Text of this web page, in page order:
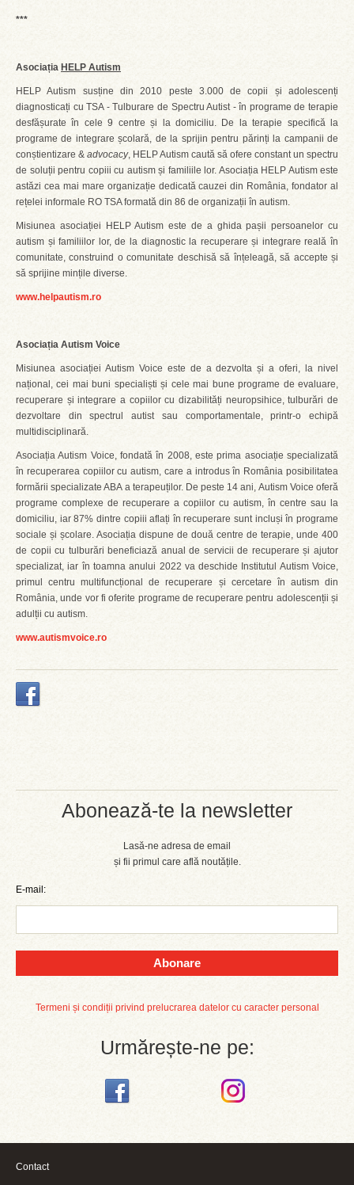
Abonează-te la newsletter
Lasă-ne adresa de email
și fii primul care află noutățile.
E-mail:
Abonare
Termeni și condiții privind prelucrarea datelor cu caracter personal
Urmărește-ne pe:
***
Asociația HELP Autism
HELP Autism susține din 2010 peste 3.000 de copii și adolescenți
diagnosticați cu TSA - Tulburare de Spectru Autist - în programe de terapie
desfășurate în cele 9 centre și la domiciliu. De la terapie specifică la
programe de integrare școlară, de la sprijin pentru părinți la campanii de
conștientizare & advocacy, HELP Autism caută să ofere constant un spectru
de soluții pentru copiii cu autism și familiile lor. Asociația HELP Autism este
astăzi cea mai mare organizație dedicată cauzei din România, fondator al
rețelei informale RO TSA formată din 86 de organizații în autism.
Misiunea asociației HELP Autism este de a ghida pașii persoanelor cu
autism și familiilor lor, de la diagnostic la recuperare și integrare reală în
comunitate, construind o comunitate deschisă să înțeleagă, să accepte și
să sprijine mințile diverse.
www.helpautism.ro
Asociația Autism Voice
Misiunea asociației Autism Voice este de a dezvolta și a oferi, la nivel
național, cei mai buni specialiști și cele mai bune programe de evaluare,
recuperare și integrare a copiilor cu dizabilități neuropsihice, tulburări de
dezvoltare din spectrul autist sau comportamentale, printr-o echipă
multidisciplinară.
Asociația Autism Voice, fondată în 2008, este prima asociație specializată
în recuperarea copiilor cu autism, care a introdus în România posibilitatea
formării specializate ABA a terapeuților. De peste 14 ani, Autism Voice oferă
programe complexe de recuperare a copiilor cu autism, în centre sau la
domiciliu, iar 87% dintre copiii aflați în recuperare sunt incluși în programe
sociale și școlare. Asociația dispune de două centre de terapie, unde 400
de copii cu tulburări beneficiază anual de servicii de recuperare și ajutor
specializat, iar în toamna anului 2022 va deschide Institutul Autism Voice,
primul centru multifuncțional de recuperare și cercetare în autism din
România, unde vor fi oferite programe de recuperare pentru adolescenții și
adulții cu autism.
www.autismvoice.ro
Contact